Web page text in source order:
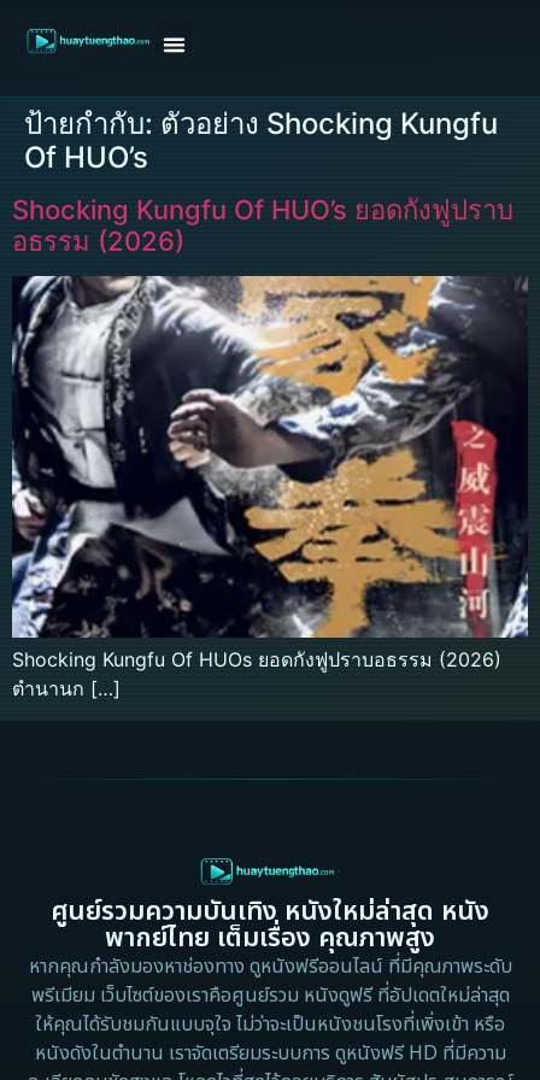
ป้ายกำกับ: ตัวอย่าง Shocking Kungfu
Of HUO’s
Shocking Kungfu Of HUO’s ยอดกังฟูปราบ
อธรรม (2026)
Shocking Kungfu Of HUOs ยอดกังฟูปราบอธรรม (2026)
ตำนานก […]
ศูนย์รวมความบันเทิง หนังใหม่ล่าสุด หนัง
พากย์ไทย เต็มเรื่อง คุณภาพสูง
หากคุณกำลังมองหาช่องทาง ดูหนังฟรีออนไลน์ ที่มีคุณภาพระดับ
พรีเมียม เว็บไซต์ของเราคือศูนย์รวม หนังดูฟรี ที่อัปเดตใหม่ล่าสุด
ให้คุณได้รับชมกันแบบจุใจ ไม่ว่าจะเป็นหนังชนโรงที่เพิ่งเข้า หรือ
หนังดังในตำนาน เราจัดเตรียมระบบการ ดูหนังฟรี HD ที่มีความ